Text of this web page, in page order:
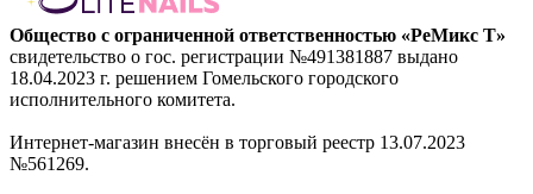
Общество с ограниченной ответственностью «РеМикс Т»
свидетельство о гос. регистрации №491381887 выдано
18.04.2023 г. решением Гомельского городского
исполнительного комитета.
Интернет-магазин внесён в торговый реестр 13.07.2023
№561269.